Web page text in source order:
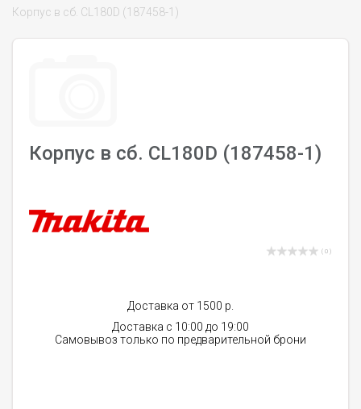
Корпус в сб. CL180D (187458-1)
Корпус в сб. CL180D (187458-1)
( 0 )
Доставка от 1500 р.
Доставка с 10:00 до 19:00
Самовывоз только по предварительной брони